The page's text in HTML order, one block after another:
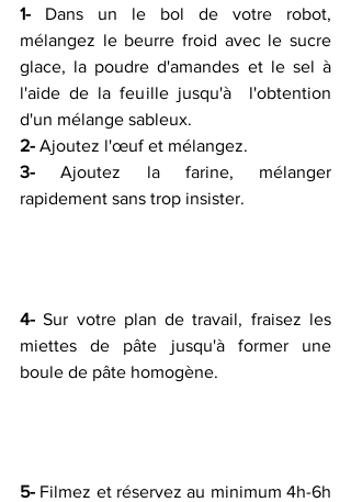
1- Dans un le bol de votre robot,
mélangez le beurre froid avec le sucre
glace, la poudre d'amandes et le sel à
l'aide de la feuille jusqu'à  l'obtention
d'un mélange sableux.
2- Ajoutez l'œuf et mélangez.
3- Ajoutez la farine, mélanger
rapidement sans trop insister.
4- Sur votre plan de travail, fraisez les
miettes de pâte jusqu'à former une
boule de pâte homogène.
5- Filmez et réservez au minimum 4h-6h